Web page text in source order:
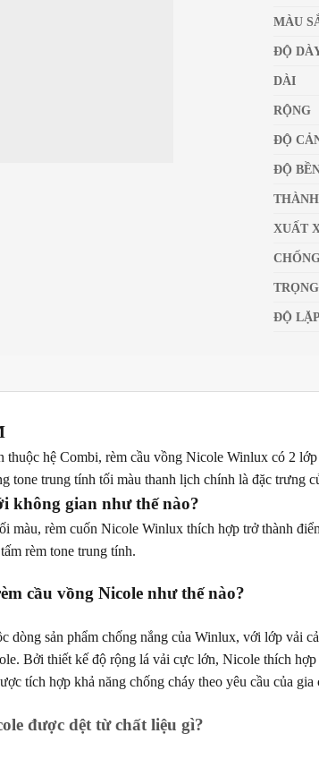
MÀU
ĐỘ
DÀI
RỘNG
ĐỘ
ĐỘ
XUẤT
ĐỘ
thuộc hệ Combi, rèm cầu vồng Nicole Winlux có 2
tone trung tính tối màu thanh lịch chính là đặc trưng
không gian như thế nào?
màu, rèm cuốn Nicole Winlux thích hợp trở thành
rèm tone trung tính.
cầu vồng Nicole như thế nào?
dòng sản phẩm chống nắng của Winlux, với lớp vải
Bởi thiết kế độ rộng lá vải cực lớn, Nicole thích
tích hợp khả năng chống cháy theo yêu cầu của gia
được dệt từ chất liệu gì?